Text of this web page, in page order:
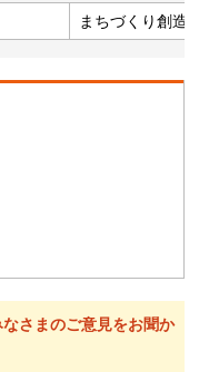
まちづくり創造
さまのご意見をお聞か